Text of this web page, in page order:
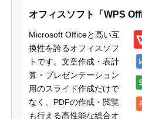
オフィスソフト「WPS
Microsoft Officeと高い互
換性を誇るオフィスソフ
トです。文章作成・表計
算・プレゼンテーション
用のスライド作成だけで
なく、PDFの作成・閲覧
も行える高性能な総合オ